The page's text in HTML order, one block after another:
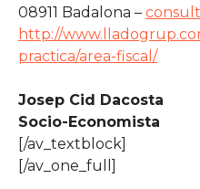
08911 Badalona –
http://
practica/area-fiscal/
Josep Cid Dacosta
Socio-Economista
[/av_textblock]
[/av_one_full]